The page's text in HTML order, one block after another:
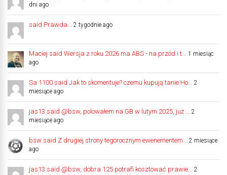
dni ago
said Prawda... 2 tygodnie ago
Maciej said Wersja z roku 2026 ma ABS - na przód i t...
1 miesiąc
ago
Sa 1100 said Jak to skomentuje? czemu kupują tanie Ho...
2
miesiące ago
jas13 said @bsw, polowałem na GB w lutym 2025, już ...
2
miesiące ago
bsw said Z drugiej strony tegorocznym ewenementem...
2 miesiące
ago
jas13 said @bsw, dobra 125 potrafi kosztować prawie...
2